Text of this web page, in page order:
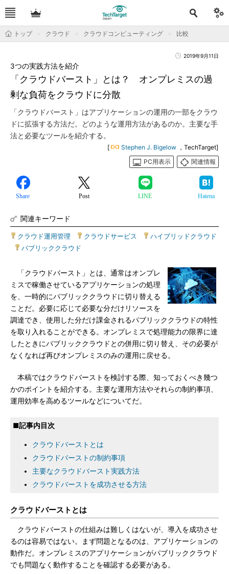
トップ クラウド クラウドコンピューティング 比較
2019年9月11日
「クラウドバースト」とは？ オンプレミスの過
剰な負荷をクラウドに分散
3つの実践方法を紹介
「クラウドバースト」はアプリケーションの運用の一部をクラウ
ドに拡張する方法だ。どのような運用方法があるのか。主要な手
法と必要なツールを紹介する。
[ Stephen J. Bigelow ，TechTarget]
PC用表示
関連情報
Share Post LINE Hatena
関連キーワード
クラウド運用管理 クラウドサービス
ハイブリッドクラウド
パブリッククラウド
「クラウドバースト」とは、通常はオンプレ
ミスで稼働させているアプリケーションの処理
を、一時的にパブリッククラウドに切り替える
ことだ。必要に応じて必要な分だけリソースを
調達でき、使用した分だけ課金されるパブリッククラウドの特性
を取り入れることができる。オンプレミスで処理能力の限界に達
したときにパブリッククラウドとの併用に切り替え、その必要が
なくなれば再びオンプレミスのみの運用に戻せる。
本稿ではクラウドバーストを検討する際、知っておくべき幾つ
かのポイントを紹介する。主要な運用方法やそれらの制約事項、
運用効率を高めるツールなどについてだ。
■記事内目次
クラウドバーストとは
クラウドバーストの制約事項
主要なクラウドバースト実践方法
クラウドバーストを成功させる方法
クラウドバーストとは
クラウドバーストの仕組みは難しくはないが、導入を成功させ
るのは容易ではない。まず問題となるのは、アプリケーションの
動作だ。オンプレミスのアプリケーションがパブリッククラウド
でも問題なく動作することを確認する必要がある。